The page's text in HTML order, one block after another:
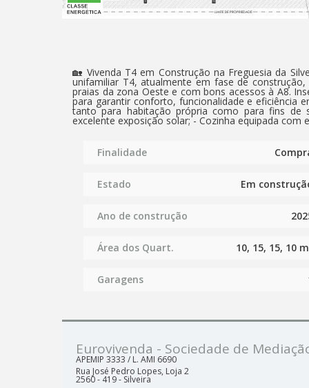
🏡 Vivenda T4 em Construção na Freguesia da Silveira – Oportunidade
unifamiliar T4, atualmente em fase de
praias da zona Oeste e com bons acessos à A8. Inserida num lote de 252m², esta moradia foi pensada ao pormenor
para garantir conforto, funcionalidade e eficiência
tanto para habitação própria como para fins de semana e férias. ✨
excelente exposição solar; - Cozinha equipada com eletrodomésticos modernos; - Pré-instalação de ar condicionado; -
Painéis solares para aquecimento de águas; - Garagem com portão automático para uma viatura; - Portões
Acabamentos de qualidade e atenção ao detalhe em cada divisão. Não perca a
seus sonhos ainda em fase de construção,
📞 Para mais informações ou agendar uma visita,
Finalidade
Estado Em
Ano de construção
Área dos Quart. 10, 15, 15, 10
Garagens
Eurovivenda - Sociedade de
APEMIP 3333 / L. AMI 6690
Rua José Pedro Lopes, Loja 2
2560 - 419 - Silveira